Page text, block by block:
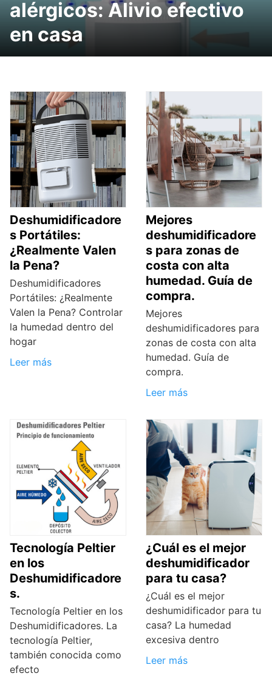
alérgicos: Alivio efectivo
en casa
Deshumidificadore
s Portátiles:
¿Realmente Valen
la Pena?
Deshumidificadores
Portátiles: ¿Realmente
Valen la Pena? Controlar
la humedad dentro del
hogar
Leer más
Mejores
deshumidificadore
s para zonas de
costa con alta
humedad. Guía de
compra.
Mejores
deshumidificadores para
zonas de costa con alta
humedad. Guía de
compra.
Leer más
Tecnología Peltier
en los
Deshumidificadore
s.
Tecnología Peltier en los
Deshumidificadores. La
tecnología Peltier,
también conocida como
efecto
¿Cuál es el mejor
deshumidificador
para tu casa?
¿Cuál es el mejor
deshumidificador para tu
casa? La humedad
excesiva dentro
Leer más